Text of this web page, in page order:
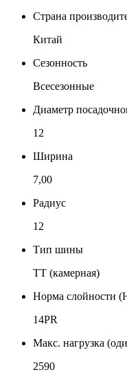
Страна
Китай
Сезонность
Всесезонные
Диаметр
12
Ширина
7,00
Радиус
12
Тип шины
TT (камерная)
Норма слойности
14PR
Макс. нагрузка
2590